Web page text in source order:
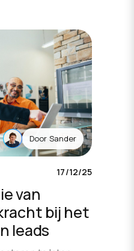
Door Sander
17/12/25
van
bij het
leads